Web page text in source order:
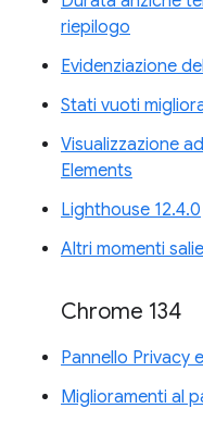
riepilogo
Evidenziazione
Stati vuoti
Visualizzazione
Elements
Lighthouse 12.4.0
Altri momenti
Chrome 134
Pannello Privacy
Miglioramenti al